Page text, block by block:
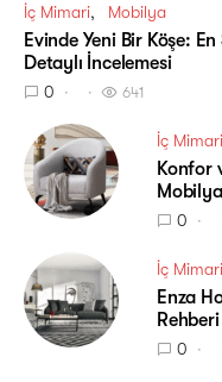
İç Mimari Mobilya
Evinde Yeni Bir Köşe:
Detaylı İncelemesi
0 641
İç Mimari
Konfor
0
İç Mimari
Enza
Rehberi
0